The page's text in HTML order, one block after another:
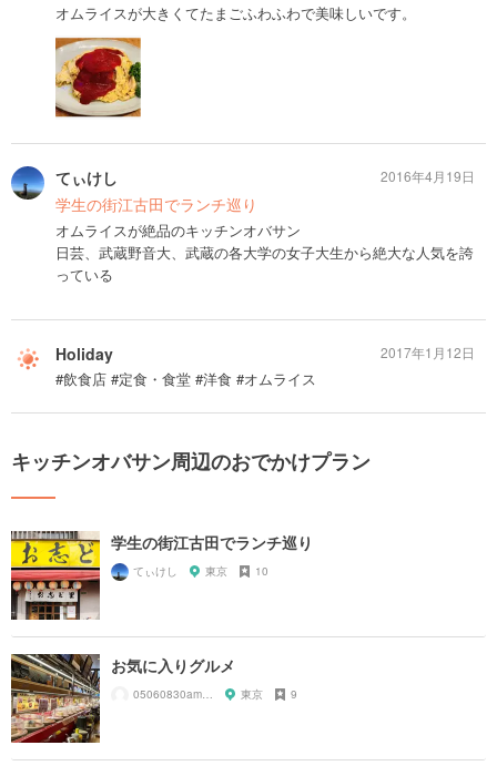
オムライスが大きくてたまごふわふわで美味しいです。
てぃけし
学生の街江古田でランチ巡り
オムライスが絶品のキッチンオバサン
日芸、武蔵野音大、武蔵の各大学の女子大生から絶大な人気を誇
っている
2016年4月19日
Holiday
#飲食店 #定食・食堂 #洋食 #オムライス
2017年1月12日
キッチンオバサン周辺のおでかけプラン
学生の街江古田でランチ巡り
てぃけし 東京 10
お気に入りグルメ
05060830amnos 東京 9